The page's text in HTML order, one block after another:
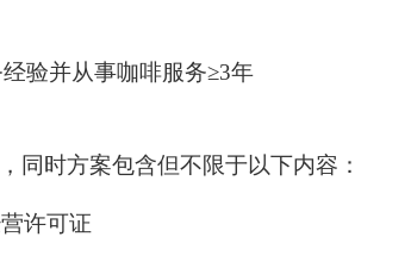
验并从事咖啡服务≥3年
同时方案包含但不限于以下内容：
许可证